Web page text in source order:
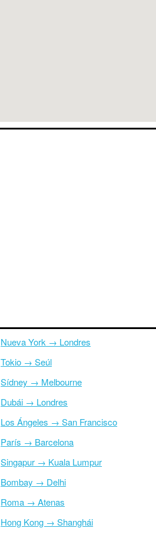
Nueva York → Londres
Tokio → Seúl
Sídney → Melbourne
Dubái → Londres
Los Ángeles → San Francisco
París → Barcelona
Singapur → Kuala Lumpur
Bombay → Delhi
Roma → Atenas
Hong Kong → Shanghái